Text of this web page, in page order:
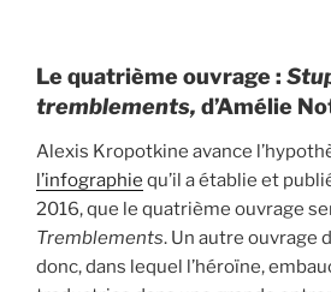
Le quatrième ouvrage :
tremblements, d’Amélie
Alexis Kropotkine avance
l’infographie qu’il a établie et
2016, que le quatrième ouvrage
Tremblements. Un autre ouvrage
donc, dans lequel l’héroïne,